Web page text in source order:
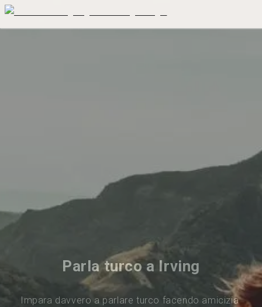
Parla turco a Irving
Impara davvero a parlare turco facendo amicizia